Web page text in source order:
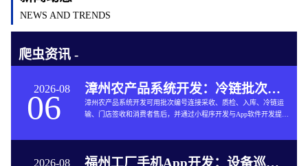
NEWS AND TRENDS
爬虫资讯 -
2026-08
06 漳州农产品系统开发：冷链批次如何连接仓储与售后
漳州农产品系统开发可用批次编号连接采收、质检、入库、冷链运
输、门店签收和消费者售后，并通过小程序开发与App软件开发提供
2026-08 福州工厂手机App开发：设备巡检如何兼顾离线与追责